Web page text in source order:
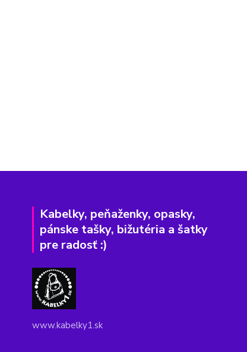
Kabelky, peňaženky, opasky,
pánske tašky, bižutéria a šatky
pre radosť :)
www.kabelky1.sk